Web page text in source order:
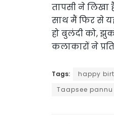
तापसी ने लिखा
साथ मैं फिर से
हो बुलंदी को,
कलाकारों ने
Tags: happy
Taapsee